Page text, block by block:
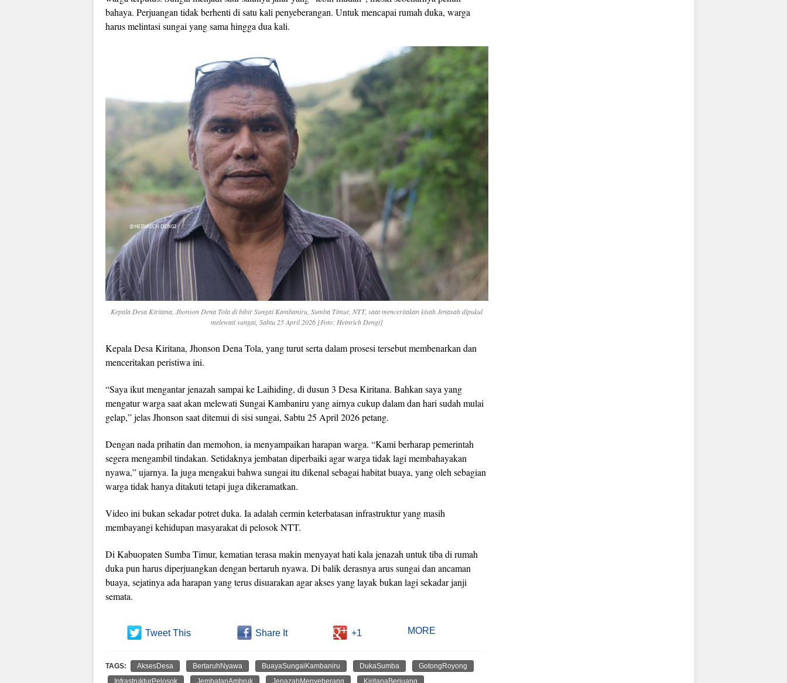
bahaya. Perjuangan tidak berhenti di satu kali penyeberangan. Untuk mencapai rumah duka, warga
harus melintasi sungai yang sama hingga dua kali.
Kepala Desa Kiritana, Jhonson Dena Tola di bibir Sungai Kambaniru, Sumba Timur, NTT, saat menceritakan kisah Jenasah dipukul
melewati sungai, Sabtu 25 April 2026 [Foto: Heinrich Dengi]
Kepala Desa Kiritana, Jhonson Dena Tola, yang turut serta dalam prosesi tersebut membenarkan dan
menceritakan peristiwa ini.
“Saya ikut mengantar jenazah sampai ke Laihiding, di dusun 3 Desa Kiritana. Bahkan saya yang
mengatur warga saat akan melewati Sungai Kambaniru yang airnya cukup dalam dan hari sudah mulai
gelap,” jelas Jhonson saat ditemui di sisi sungai, Sabtu 25 April 2026 petang.
Dengan nada prihatin dan memohon, ia menyampaikan harapan warga. “Kami berharap pemerintah
segera mengambil tindakan. Setidaknya jembatan diperbaiki agar warga tidak lagi membahayakan
nyawa,” ujarnya. Ia juga mengakui bahwa sungai itu dikenal sebagai habitat buaya, yang oleh sebagian
warga tidak hanya ditakuti tetapi juga dikeramatkan.
Video ini bukan sekadar potret duka. Ia adalah cermin keterbatasan infrastruktur yang masih
membayangi kehidupan masyarakat di pelosok NTT.
Di Kabuopaten Sumba Timur, kematian terasa makin menyayat hati kala jenazah untuk tiba di rumah
duka pun harus diperjuangkan dengan bertaruh nyawa. Di balik derasnya arus sungai dan ancaman
buaya, sejatinya ada harapan yang terus disuarakan agar akses yang layak bukan lagi sekadar janji
semata.
Tweet This Share It +1 MORE
TAGS: AksesDesa BertaruhNyawa BuayaSungaiKambaniru DukaSumba
GotongRoyong